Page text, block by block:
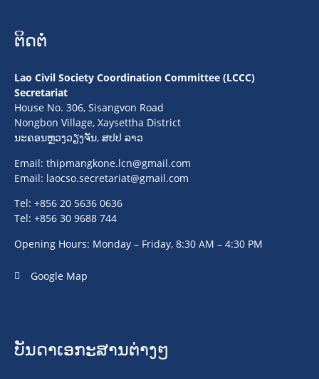
ຕິດຕໍ່
Lao Civil Society Coordination Committee (LCCC)
Secretariat
House No. 306, Sisangvon Road
Nongbon Village, Xaysettha District
ນະຄອນຫຼວງວຽງຈັນ, ສປປ ລາວ
Email: thipmangkone.lcn@gmail.com
Email: laocso.secretariat@gmail.com
Tel: +856 20 5636 0636
Tel: +856 30 9688 744
Opening Hours: Monday – Friday, 8:30 AM – 4:30 PM
Google Map
ບັນດາເອກະສານຕ່າງໆ